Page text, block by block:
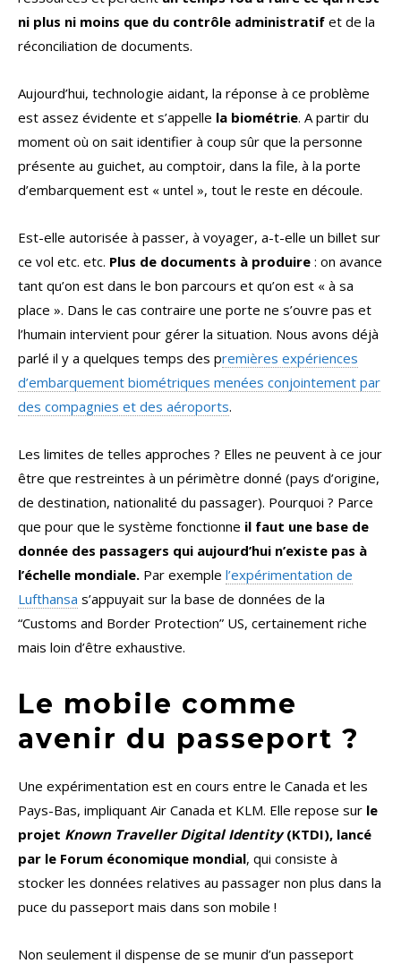
ni plus ni moins que du contrôle administratif et de la
réconciliation de documents.
Aujourd’hui, technologie aidant, la réponse à ce problème
est assez évidente et s’appelle la biométrie. A partir du
moment où on sait identifier à coup sûr que la personne
présente au guichet, au comptoir, dans la file, à la porte
d’embarquement est « untel », tout le reste en découle.
Est-elle autorisée à passer, à voyager, a-t-elle un billet sur
ce vol etc. etc. Plus de documents à produire : on avance
tant qu’on est dans le bon parcours et qu’on est « à sa
place ». Dans le cas contraire une porte ne s’ouvre pas et
l’humain intervient pour gérer la situation. Nous avons déjà
parlé il y a quelques temps des premières expériences
d’embarquement biométriques menées conjointement par
des compagnies et des aéroports.
Les limites de telles approches ? Elles ne peuvent à ce jour
être que restreintes à un périmètre donné (pays d’origine,
de destination, nationalité du passager). Pourquoi ? Parce
que pour que le système fonctionne il faut une base de
donnée des passagers qui aujourd’hui n’existe pas à
l’échelle mondiale. Par exemple l’expérimentation de
Lufthansa s’appuyait sur la base de données de la
“Customs and Border Protection” US, certainement riche
mais loin d’être exhaustive.
Le mobile comme
avenir du passeport ?
Une expérimentation est en cours entre le Canada et les
Pays-Bas, impliquant Air Canada et KLM. Elle repose sur le
projet Known Traveller Digital Identity(KTDI), lancé
par le Forum économique mondial, qui consiste à
stocker les données relatives au passager non plus dans la
puce du passeport mais dans son mobile !
Non seulement il dispense de se munir d’un passeport